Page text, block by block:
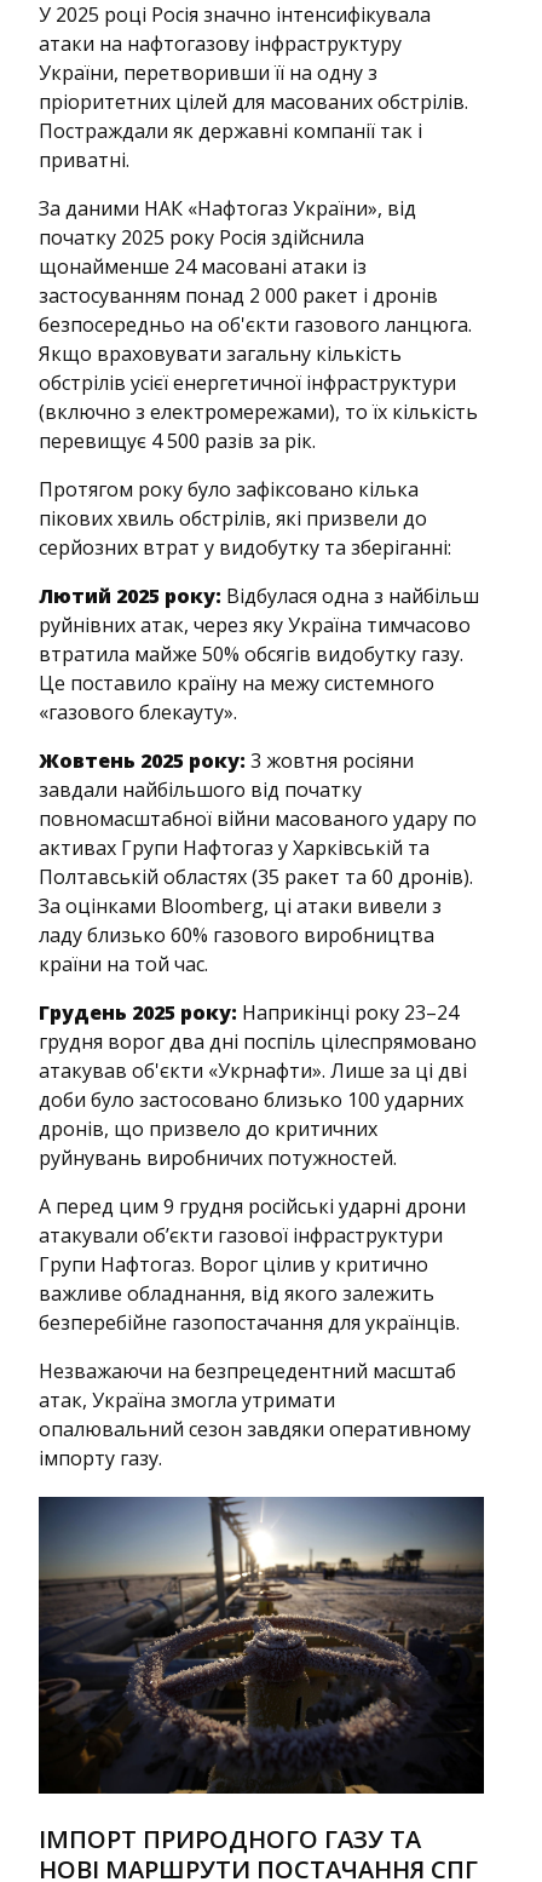
У 2025 році Росія значно інтенсифікувала
атаки на нафтогазову інфраструктуру
України, перетворивши її на одну з
пріоритетних цілей для масованих обстрілів.
Постраждали як державні компанії так і
приватні.
За даними НАК «Нафтогаз України», від
початку 2025 року Росія здійснила
щонайменше 24 масовані атаки із
застосуванням понад 2 000 ракет і дронів
безпосередньо на об'єкти газового ланцюга.
Якщо враховувати загальну кількість
обстрілів усієї енергетичної інфраструктури
(включно з електромережами), то їх кількість
перевищує 4 500 разів за рік.
Протягом року було зафіксовано кілька
пікових хвиль обстрілів, які призвели до
серйозних втрат у видобутку та зберіганні:
Лютий 2025 року: Відбулася одна з найбільш
руйнівних атак, через яку Україна тимчасово
втратила майже 50% обсягів видобутку газу.
Це поставило країну на межу системного
«газового блекауту».
Жовтень 2025 року: 3 жовтня росіяни
завдали найбільшого від початку
повномасштабної війни масованого удару по
активах Групи Нафтогаз у Харківській та
Полтавській областях (35 ракет та 60 дронів).
За оцінками Bloomberg, ці атаки вивели з
ладу близько 60% газового виробництва
країни на той час.
Грудень 2025 року: Наприкінці року 23–24
грудня ворог два дні поспіль цілеспрямовано
атакував об'єкти «Укрнафти». Лише за ці дві
доби було застосовано близько 100 ударних
дронів, що призвело до критичних
руйнувань виробничих потужностей.
А перед цим 9 грудня російські ударні дрони
атакували об’єкти газової інфраструктури
Групи Нафтогаз. Ворог цілив у критично
важливе обладнання, від якого залежить
безперебійне газопостачання для українців.
Незважаючи на безпрецедентний масштаб
атак, Україна змогла утримати
опалювальний сезон завдяки оперативному
імпорту газу.
ІМПОРТ ПРИРОДНОГО ГАЗУ ТА
НОВІ МАРШРУТИ ПОСТАЧАННЯ СПГ